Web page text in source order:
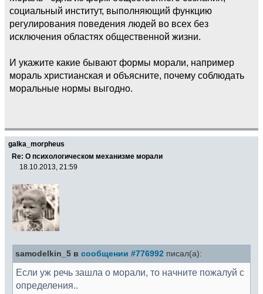
социальный институт, выполняющий функцию
регулирования поведения людей во всех без
исключения областях общественной жизни.
И укажите какие бывают формы морали, например
мораль христианская и объясните, почему соблюдать
моральные нормы выгодно.
galka_morpheus
Re: О психологическом механизме морали
18.10.2013, 21:59
samodelkin_5 в сообщении #776992 писал(а):
Если уж речь зашла о морали, то начните пожалуй с
определения..